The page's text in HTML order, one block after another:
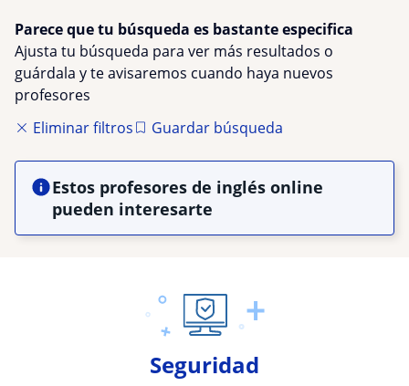
Parece que tu búsqueda es bastante especifica
Ajusta tu búsqueda para ver más resultados o
guárdala y te avisaremos cuando haya nuevos
profesores
Eliminar filtros
Guardar búsqueda
Estos profesores de inglés online
pueden interesarte
Seguridad